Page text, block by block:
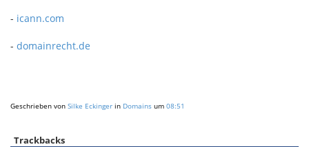
- icann.com
- domainrecht.de
Geschrieben von Silke Eckinger in Domains um 08:51
Trackbacks